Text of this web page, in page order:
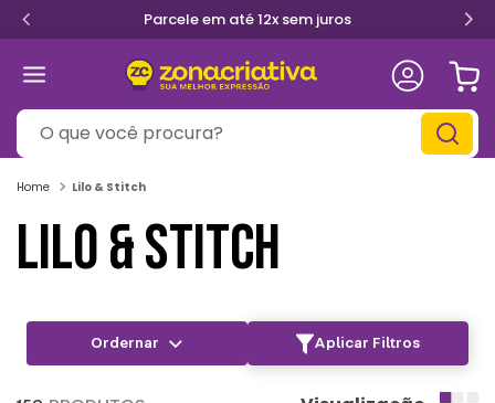
Primeira troca grátis
O que você procura?
Lilo & Stitch
LILO & STITCH
Aplicar Filtros